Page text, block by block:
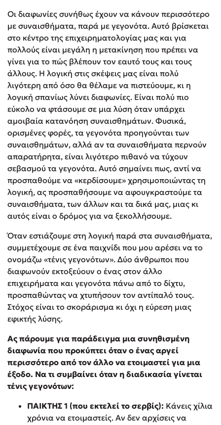
Οι διαφωνίες συνήθως έχουν να κάνουν περισσότερο
με συναισθήματα, παρά με γεγονότα. Αυτό βρίσκεται
στο κέντρο της επιχειρηματολογίας μας και για
πολλούς είναι μεγάλη η μετακίνηση που πρέπει να
γίνει για το πώς βλέπουν τον εαυτό τους και τους
άλλους. Η λογική στις σκέψεις μας είναι πολύ
λιγότερη από όσο θα θέλαμε να πιστεύουμε, κι η
λογική σπανίως λύνει διαφωνίες. Είναι πολύ πιο
εύκολο να φτάσουμε σε μια λύση όταν υπάρχει
αμοιβαία κατανόηση συναισθημάτων. Φυσικά,
ορισμένες φορές, τα γεγονότα προηγούνται των
συναισθημάτων, αλλά αν τα συναισθήματα περνούν
απαρατήρητα, είναι λιγότερο πιθανό να τύχουν
σεβασμού τα γεγονότα. Αυτό σημαίνει πως, αντί να
προσπαθούμε να «κερδίσουμε» χρησιμοποιώντας τη
λογική, ας προσπαθήσουμε να αφουγκραστούμε τα
συναισθήματα, των άλλων και τα δικά μας, μιας κι
αυτός είναι ο δρόμος για να ξεκολλήσουμε.
Όταν εστιάζουμε στη λογική παρά στα συναισθήματα,
συμμετέχουμε σε ένα παιχνίδι που μου αρέσει να το
ονομάζω «τένις γεγονότων». Δύο άνθρωποι που
διαφωνούν εκτοξεύουν ο ένας στον άλλο
επιχειρήματα και γεγονότα πάνω από το δίχτυ,
προσπαθώντας να χτυπήσουν τον αντίπαλό τους.
Στόχος είναι το σκοράρισμα κι όχι η εύρεση μιας
εφικτής λύσης.
Ας πάρουμε για παράδειγμα μια συνηθισμένη
διαφωνία που προκύπτει όταν ο ένας αργεί
περισσότερο από τον άλλο να ετοιμαστεί για μια
έξοδο. Να τι συμβαίνει όταν η διαδικασία γίνεται
τένις γεγονότων:
ΠΑΙΚΤΗΣ 1 (που εκτελεί το σερβίς): Κάνεις χίλια
χρόνια να ετοιμαστείς. Αν δεν αρχίσεις να